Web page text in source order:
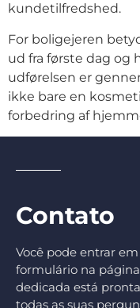
kundetilfredshed.
For boligejeren
ud fra første dag og
udførelsen er
ikke bare en
forbedring af
Contato
Você pode entrar
formulário na
dedicada está
todas as suas